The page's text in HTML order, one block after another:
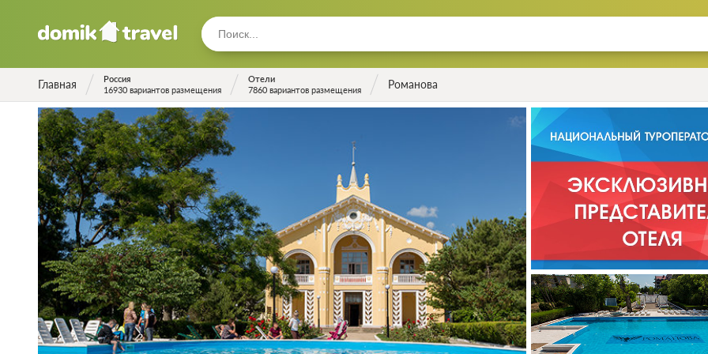
Главная
Россия
16930 вариантов размещения
Отели
7860 вариантов размещения
Романова